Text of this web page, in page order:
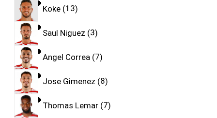
Koke 13
Saul Niguez 3
Angel Correa 7
Jose Gimenez 8
Thomas Lemar 7